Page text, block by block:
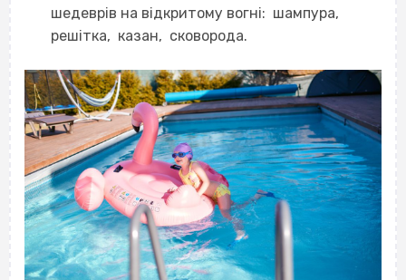
шедеврів на відкритому вогні: шампура,
решітка, казан, сковорода.